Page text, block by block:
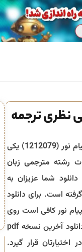
نظری ترجمه
نور (1212079) یکی
رشته مترجمی زبان
شما عزیزان به
است. برای دانلود
پیام نور کافی است روی
دکمه دانلود رایگان زیر کلیک کرده تا لینک دانلود آخرین نسخه pdf
اختیارتان قرار گیرد.